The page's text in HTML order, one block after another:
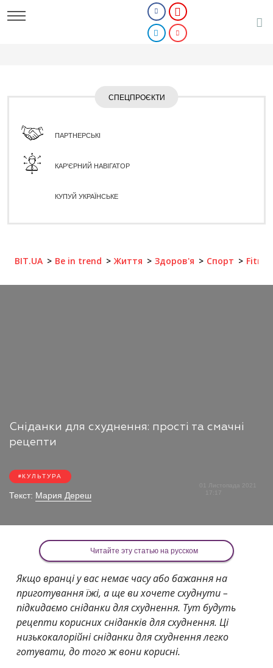
СПЕЦПРОЄКТИ
ПАРТНЕРСЬКІ
КАР'ЄРНИЙ НАВІГАТОР
КУПУЙ УКРАЇНСЬКЕ
BIT.UA Be in trend Життя Здоров'я Спорт
Сніданки для схуднення: прості та смачні
рецепти
КУЛЬТУРА
Текст: Мария Дереш
01 Листопада 2021
17:17
Читайте эту статью на русском
Якщо вранці у вас немає часу або бажання на
приготування їжі, а ще ви хочете схуднути –
підкидаємо сніданки для схуднення. Тут будуть
рецепти корисних сніданків для схуднення. Ці
низькокалорійні сніданки для схуднення легко
готувати, до того ж вони корисні.